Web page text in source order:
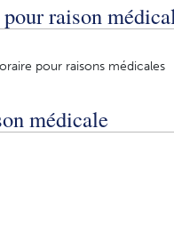
raison
pour raisons médicales
médicale